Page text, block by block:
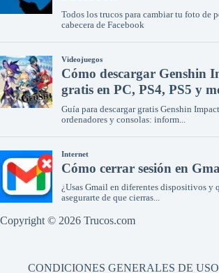
Copyright © 2026 Trucos.com
CONDICIONES GENERALES DE USO